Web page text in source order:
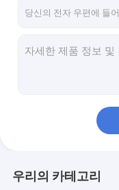
5MP 카메라 모듈
13MP 카메라 모듈
우리의 카테고리